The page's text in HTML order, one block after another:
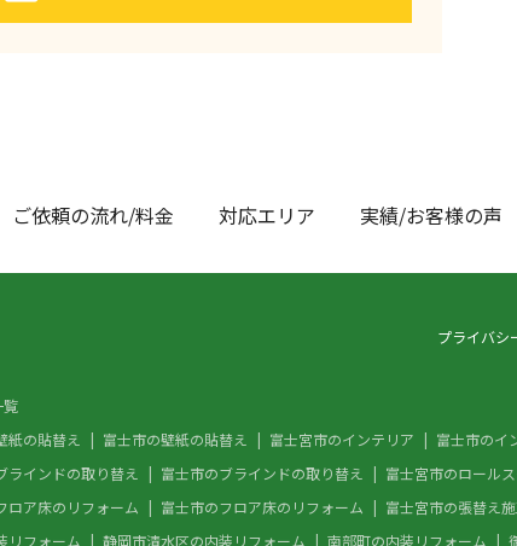
ご依頼の流れ/料金 対応エリア 実績/お客様の声
プライバシ
覧
紙の貼替え
富士市の壁紙の貼替え 富士宮市のインテリア 富士市のイ
ラインドの取り替え
富士市のブラインドの取り替え 富士宮市のロール
ロア床のリフォーム
富士市のフロア床のリフォーム 富士宮市の張替え
リフォーム
静岡市清水区の内装リフォーム 南部町の内装リフォーム